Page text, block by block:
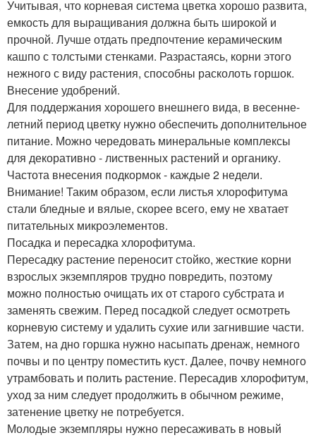
Учитывая, что корневая система цветка хорошо развита,
емкость для выращивания должна быть широкой и
прочной. Лучше отдать предпочтение керамическим
кашпо с толстыми стенками. Разрастаясь, корни этого
нежного с виду растения, способны расколоть горшок.
Внесение удобрений.
Для поддержания хорошего внешнего вида, в весенне-
летний период цветку нужно обеспечить дополнительное
питание. Можно чередовать минеральные комплексы
для декоративно - лиственных растений и органику.
Частота внесения подкормок - каждые 2 недели.
Внимание! Таким образом, если листья хлорофитума
стали бледные и вялые, скорее всего, ему не хватает
питательных микроэлементов.
Посадка и пересадка хлорофитума.
Пересадку растение переносит стойко, жесткие корни
взрослых экземпляров трудно повредить, поэтому
можно полностью очищать их от старого субстрата и
заменять свежим. Перед посадкой следует осмотреть
корневую систему и удалить сухие или загнившие части.
Затем, на дно горшка нужно насыпать дренаж, немного
почвы и по центру поместить куст. Далее, почву немного
утрамбовать и полить растение. Пересадив хлорофитум,
уход за ним следует продолжить в обычном режиме,
затенение цветку не потребуется.
Молодые экземпляры нужно пересаживать в новый